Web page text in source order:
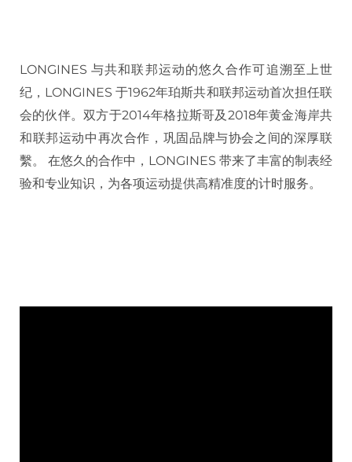
LONGINES 与共和联邦运动的悠久合作可追溯至上世
纪，LONGINES 于1962年珀斯共和联邦运动首次担任联
会的伙伴。双方于2014年格拉斯哥及2018年黄金海岸共
和联邦运动中再次合作，巩固品牌与协会之间的深厚联
繫。 在悠久的合作中，LONGINES 带来了丰富的制表经
验和专业知识，为各项运动提供高精准度的计时服务。